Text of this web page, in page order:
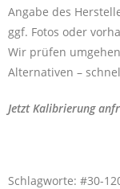
Angabe des
ggf. Fotos oder
Wir prüfen
Alternativen –
Jetzt Kalibrierung
Schlagworte: #30-